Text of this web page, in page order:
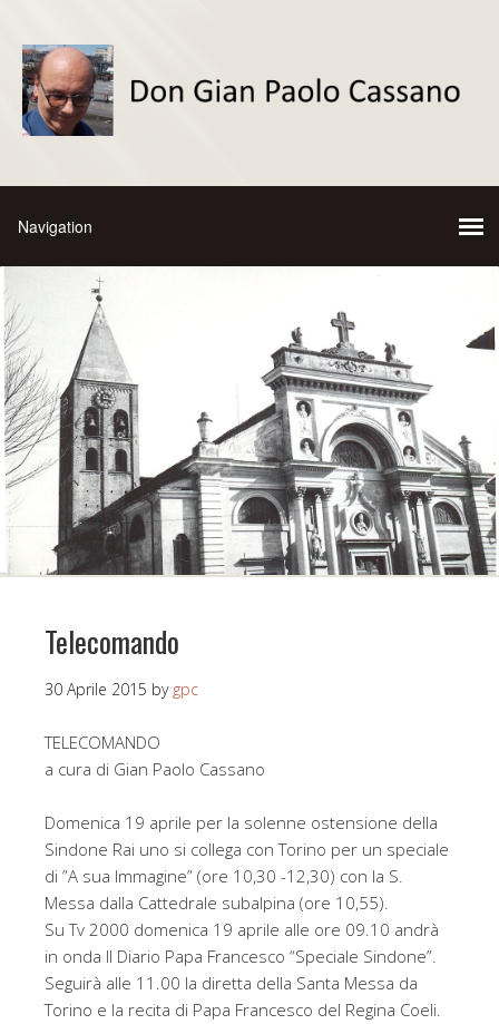
Telecomando
30 Aprile 2015 by gpc
TELECOMANDO
a cura di Gian Paolo Cassano
Domenica 19 aprile per la solenne ostensione della
Sindone Rai uno si collega con Torino per un speciale
di ”A sua Immagine” (ore 10,30 -12,30) con la S.
Messa dalla Cattedrale subalpina (ore 10,55).
Su Tv 2000 domenica 19 aprile alle ore 09.10 andrà
in onda Il Diario Papa Francesco “Speciale Sindone”.
Seguirà alle 11.00 la diretta della Santa Messa da
Torino e la recita di Papa Francesco del Regina Coeli.